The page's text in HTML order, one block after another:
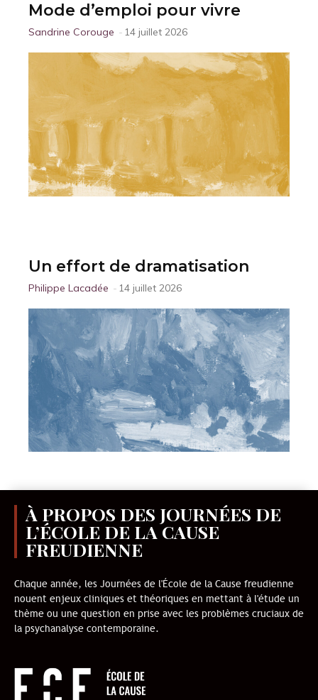
Mode d’emploi pour vivre
Sandrine Corouge - 14 juillet 2026
Un effort de dramatisation
Philippe Lacadée - 14 juillet 2026
À PROPOS DES JOURNÉES DE
L’ÉCOLE DE LA CAUSE
FREUDIENNE
Chaque année, les Journées de l'École de la Cause freudienne
nouent enjeux cliniques et théoriques en mettant à l'étude un
thème ou une question en prise avec les problèmes cruciaux de
la psychanalyse contemporaine.